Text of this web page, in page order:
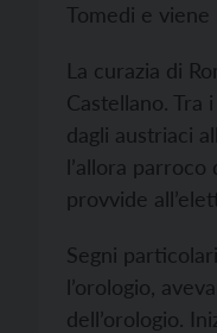
Tomedi e
La curazia di
Castellano.
dagli austriaci
l’allora
provvide
Segni
l’orologio,
dell’orologio.